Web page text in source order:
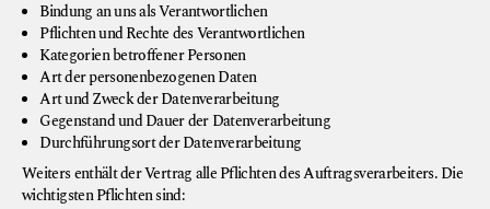
Bindung an uns als Verantwortlichen
Pflichten und Rechte des Verantwortlichen
Kategorien betroffener Personen
Art der personenbezogenen Daten
Art und Zweck der Datenverarbeitung
Gegenstand und Dauer der Datenverarbeitung
Durchführungsort der Datenverarbeitung
Weiters enthält der Vertrag alle Pflichten des Auftragsverarbeiters. Die
wichtigsten Pflichten sind: